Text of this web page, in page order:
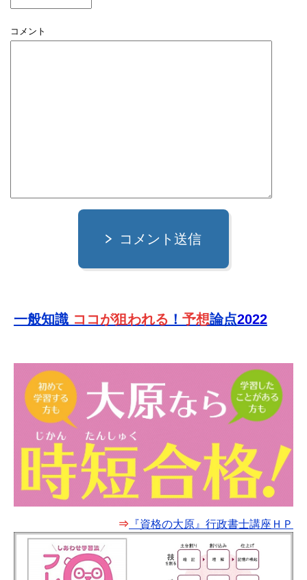
コメント
コメント送信
一般知識 ココが狙われる ！ 予想論点2022
⇒ 『資格の大原』行政書士講座ＨＰ